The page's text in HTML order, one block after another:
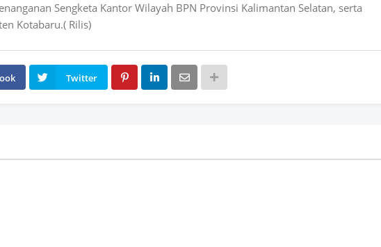
Sengketa Kantor Wilayah BPN Provinsi Kalimantan Selatan, serta
Kotabaru.( Rilis)
Twitter